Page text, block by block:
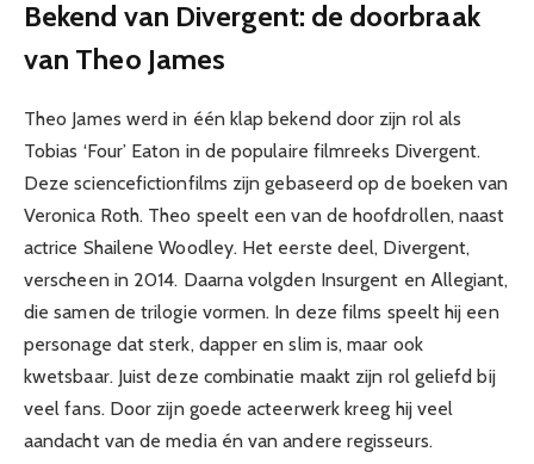
Bekend van Divergent: de doorbraak
van Theo James
Theo James werd in één klap bekend door zijn rol als
Tobias ‘Four’ Eaton in de populaire filmreeks Divergent.
Deze sciencefictionfilms zijn gebaseerd op de boeken van
Veronica Roth. Theo speelt een van de hoofdrollen, naast
actrice Shailene Woodley. Het eerste deel, Divergent,
verscheen in 2014. Daarna volgden Insurgent en Allegiant,
die samen de trilogie vormen. In deze films speelt hij een
personage dat sterk, dapper en slim is, maar ook
kwetsbaar. Juist deze combinatie maakt zijn rol geliefd bij
veel fans. Door zijn goede acteerwerk kreeg hij veel
aandacht van de media én van andere regisseurs.